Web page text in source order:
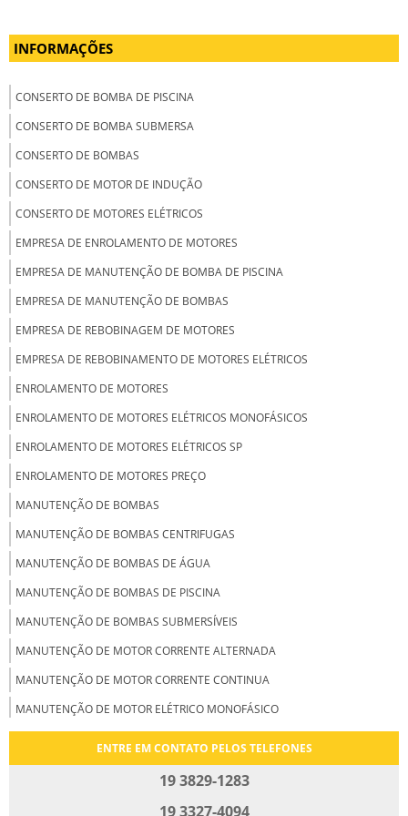
INFORMAÇÕES
CONSERTO DE BOMBA DE PISCINA
CONSERTO DE BOMBA SUBMERSA
CONSERTO DE BOMBAS
CONSERTO DE MOTOR DE INDUÇÃO
CONSERTO DE MOTORES ELÉTRICOS
EMPRESA DE ENROLAMENTO DE MOTORES
EMPRESA DE MANUTENÇÃO DE BOMBA DE PISCINA
EMPRESA DE MANUTENÇÃO DE BOMBAS
EMPRESA DE REBOBINAGEM DE MOTORES
EMPRESA DE REBOBINAMENTO DE MOTORES ELÉTRICOS
ENROLAMENTO DE MOTORES
ENROLAMENTO DE MOTORES ELÉTRICOS MONOFÁSICOS
ENROLAMENTO DE MOTORES ELÉTRICOS SP
ENROLAMENTO DE MOTORES PREÇO
MANUTENÇÃO DE BOMBAS
MANUTENÇÃO DE BOMBAS CENTRIFUGAS
MANUTENÇÃO DE BOMBAS DE ÁGUA
MANUTENÇÃO DE BOMBAS DE PISCINA
MANUTENÇÃO DE BOMBAS SUBMERSÍVEIS
MANUTENÇÃO DE MOTOR CORRENTE ALTERNADA
MANUTENÇÃO DE MOTOR CORRENTE CONTINUA
MANUTENÇÃO DE MOTOR ELÉTRICO MONOFÁSICO
MANUTENÇÃO DE MOTORES CC
ENTRE EM CONTATO PELOS TELEFONES
19 3829-1283
19 3327-4094